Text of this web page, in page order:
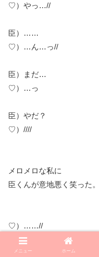
♡）やっ…//
臣）……
♡）…ん…っ//
臣）まだ…
♡）…っ
臣）やだ？
♡）////
メロメロな私に
臣くんが意地悪く笑った。
♡）……//
臣）やだ？
♡）…（ふるふる）///
メニュー ホーム